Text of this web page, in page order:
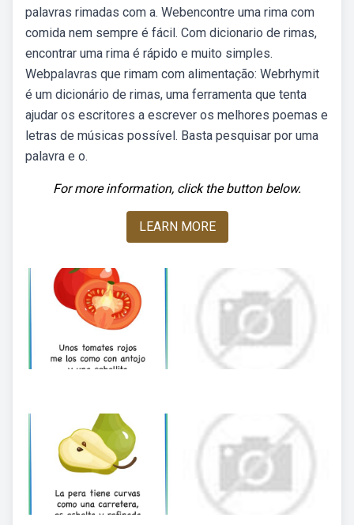
palavras rimadas com a. Webencontre uma rima com
comida nem sempre é fácil. Com dicionario de rimas,
encontrar uma rima é rápido e muito simples.
Webpalavras que rimam com alimentação: Webrhymit
é um dicionário de rimas, uma ferramenta que tenta
ajudar os escritores a escrever os melhores poemas e
letras de músicas possível. Basta pesquisar por uma
palavra e o.
For more information, click the button below.
LEARN MORE